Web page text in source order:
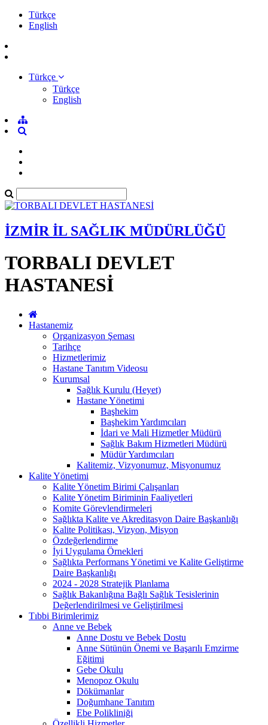
Türkçe
English
Türkçe
Türkçe
English
İZMİR İL SAĞLIK MÜDÜRLÜĞÜ
TORBALI DEVLET
HASTANESİ
Hastanemiz
Organizasyon Şeması
Tarihçe
Hizmetlerimiz
Hastane Tanıtım Videosu
Kurumsal
Sağlık Kurulu (Heyet)
Hastane Yönetimi
Başhekim
Başhekim Yardımcıları
İdari ve Mali Hizmetler Müdürü
Sağlık Bakım Hizmetleri Müdürü
Müdür Yardımcıları
Kalitemiz, Vizyonumuz, Misyonumuz
Kalite Yönetimi
Kalite Yönetim Birimi Çalışanları
Kalite Yönetim Biriminin Faaliyetleri
Komite Görevlendirmeleri
Sağlıkta Kalite ve Akreditasyon Daire Başkanlığı
Kalite Politikası, Vizyon, Misyon
Özdeğerlendirme
İyi Uygulama Örnekleri
Sağlıkta Performans Yönetimi ve Kalite Geliştirme
Daire Başkanlığı
2024 - 2028 Stratejik Planlama
Sağlık Bakanlığına Bağlı Sağlık Tesislerinin
Değerlendirilmesi ve Geliştirilmesi
Tıbbi Birimlerimiz
Anne ve Bebek
Anne Dostu ve Bebek Dostu
Anne Sütünün Önemi ve Başarılı Emzirme
Eğitimi
Gebe Okulu
Menopoz Okulu
Dökümanlar
Doğumhane Tanıtım
Ebe Polikliniği